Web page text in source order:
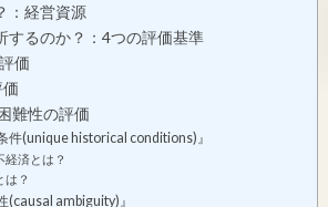
：経営資源
するのか？：4つの評価基準
価
難性の評価
件(unique historical conditions)』
経済とは？
は？
(causal ambiguity)』